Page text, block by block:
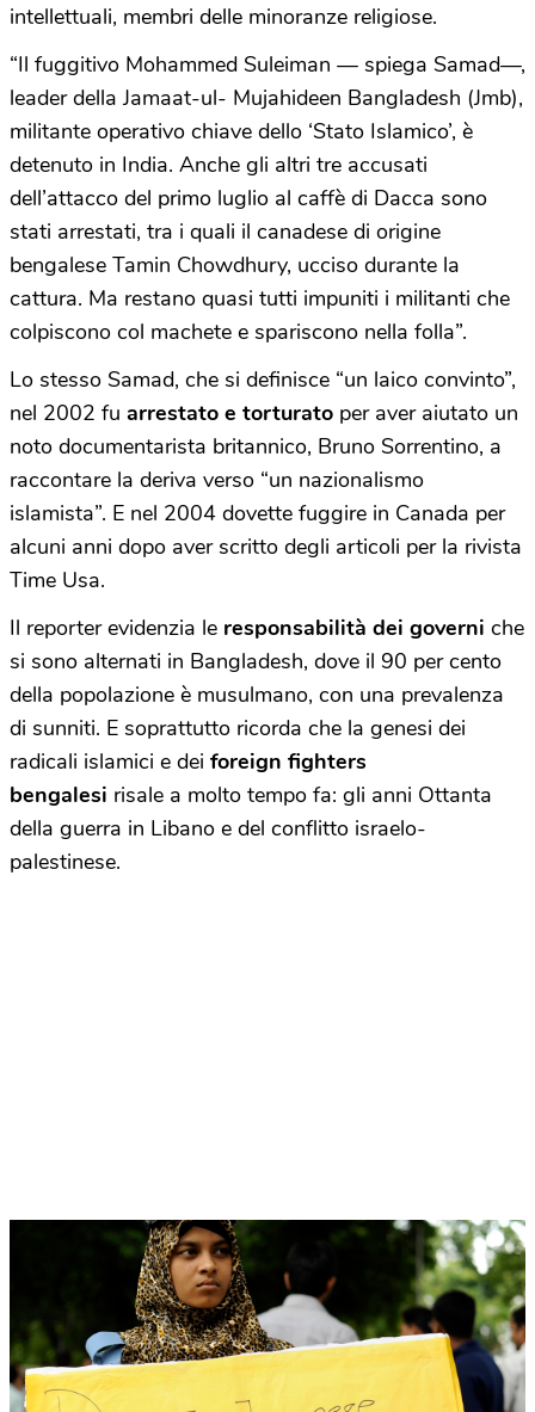
intellettuali, membri delle minoranze religiose.
“Il fuggitivo Mohammed Suleiman — spiega Samad—,
leader della Jamaat-ul- Mujahideen Bangladesh (Jmb),
militante operativo chiave dello ‘Stato Islamico’, è
detenuto in India. Anche gli altri tre accusati
dell’attacco del primo luglio al caffè di Dacca sono
stati arrestati, tra i quali il canadese di origine
bengalese Tamin Chowdhury, ucciso durante la
cattura. Ma restano quasi tutti impuniti i militanti che
colpiscono col machete e spariscono nella folla”.
Lo stesso Samad, che si definisce “un laico convinto”,
nel 2002 fu arrestato e torturato per aver aiutato un
noto documentarista britannico, Bruno Sorrentino, a
raccontare la deriva verso “un nazionalismo
islamista”. E nel 2004 dovette fuggire in Canada per
alcuni anni dopo aver scritto degli articoli per la rivista
Time Usa.
Il reporter evidenzia le responsabilità dei governi che
si sono alternati in Bangladesh, dove il 90 per cento
della popolazione è musulmano, con una prevalenza
di sunniti. E soprattutto ricorda che la genesi dei
radicali islamici e dei foreign fighters
bengalesi risale a molto tempo fa: gli anni Ottanta
della guerra in Libano e del conflitto israelo-
palestinese.